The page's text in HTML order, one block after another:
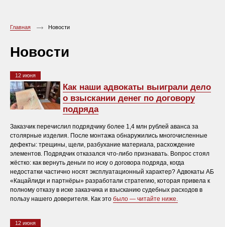
Главная Новости
Новости
12 июня
Как наши адвокаты выиграли дело
о взыскании денег по договору
подряда
Заказчик перечислил подрядчику более 1,4 млн рублей аванса за
столярные изделия. После монтажа обнаружились многочисленные
дефекты: трещины, щели, разбухание материала, расхождение
элементов. Подрядчик отказался что‑либо признавать. Вопрос стоял
жёстко: как вернуть деньги по иску о договора подряда, когда
недостатки частично носят эксплуатационный характер? Адвокаты АБ
«Кацайлиди и партнёры» разработали стратегию, которая привела к
полному отказу в иске заказчика и взысканию судебных расходов в
пользу нашего доверителя. Как это было — читайте ниже.
12 июня